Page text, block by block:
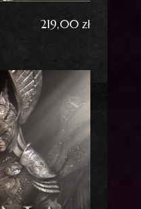
219,00 zł